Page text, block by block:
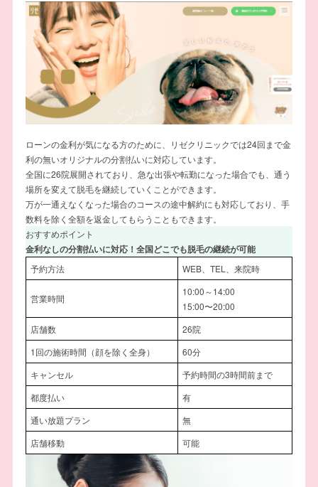
ローンの金利が気になる方のために、リゼクリニックでは24回まで金
利の無いオリジナルの分割払いに対応しています。
全国に26院展開されており、急な出張や転勤になった場合でも、通う
場所を変えて脱毛を継続していくことができます。
万が一通えなくなった場合のコースの途中解約にも対応しており、手
数料を除く全額を返金してもらうこともできます。
おすすめポイント
金利なしの分割払いに対応！全国どこでも脱毛の継続が可能
予約方法
WEB、TEL、来院時
営業時間
10:00～14:00
15:00〜20:00
店舗数
26院
1回の施術時間（顔を除く全身）
60分
キャンセル
予約時間の3時間前まで
都度払い
有
通い放題プラン
無
店舗移動
可能